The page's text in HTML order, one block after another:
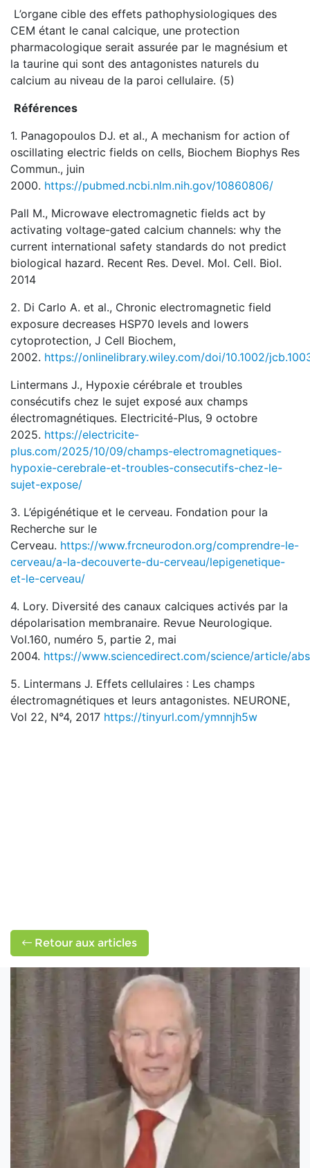
L’organe cible des effets pathophysiologiques des
CEM étant le canal calcique, une protection
pharmacologique serait assurée par le magnésium et
la taurine qui sont des antagonistes naturels du
calcium au niveau de la paroi cellulaire. (5)
Références
1. Panagopoulos DJ. et al., A mechanism for action of
oscillating electric fields on cells, Biochem Biophys Res
Commun., juin
2000. https://pubmed.ncbi.nlm.nih.gov/10860806/
Pall M., Microwave electromagnetic fields act by
activating voltage-gated calcium channels: why the
current international safety standards do not predict
biological hazard. Recent Res. Devel. Mol. Cell. Biol.
2014
2. Di Carlo A. et al., Chronic electromagnetic field
exposure decreases HSP70 levels and lowers
cytoprotection, J Cell Biochem,
2002. https://onlinelibrary.wiley.com/doi/10.1002/
Lintermans J., Hypoxie cérébrale et troubles
consécutifs chez le sujet exposé aux champs
électromagnétiques. Electricité-Plus, 9 octobre
2025. https://electricite-
plus.com/2025/10/09/champs-electromagnetiques-
hypoxie-cerebrale-et-troubles-consecutifs-chez-le-
sujet-expose/
3. L’épigénétique et le cerveau. Fondation pour la
Recherche sur le
Cerveau. https://www.frcneurodon.org/comprendre-le-
cerveau/a-la-decouverte-du-cerveau/lepigenetique-
et-le-cerveau/
4. Lory. Diversité des canaux calciques activés par la
dépolarisation membranaire. Revue Neurologique.
Vol.160, numéro 5, partie 2, mai
2004. https://www.sciencedirect.com/science/article/
5. Lintermans J. Effets cellulaires : Les champs
électromagnétiques et leurs antagonistes. NEURONE,
Vol 22, N°4, 2017 https://tinyurl.com/ymnnjh5w
Retour aux articles